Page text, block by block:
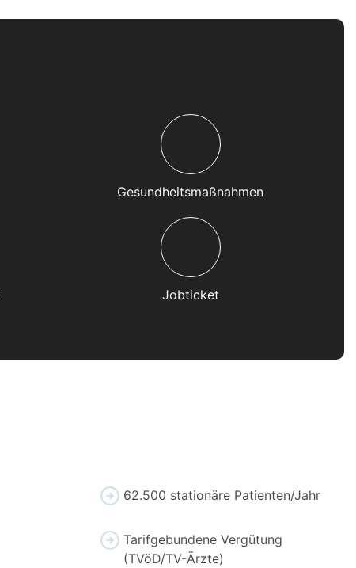
Gesundheitsmaßnahmen
Jobticket
62.500 stationäre Patienten/Jahr
Tarifgebundene Vergütung
(TVöD/TV-Ärzte)